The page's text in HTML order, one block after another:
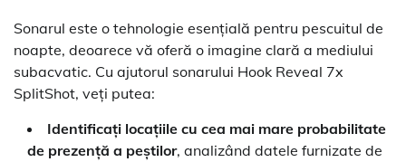
Sonarul este o tehnologie esențială pentru pescuitul de
noapte, deoarece vă oferă o imagine clară a mediului
subacvatic. Cu ajutorul sonarului Hook Reveal 7x
SplitShot, veți putea:
Identificați locațiile cu cea mai mare probabilitate
de prezență a peștilor, analizând datele furnizate de